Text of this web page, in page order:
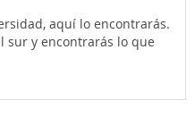
aquí lo encontrarás.
sur y encontrarás lo que